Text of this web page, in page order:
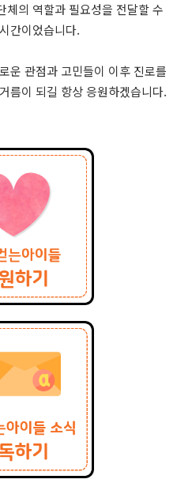
체의 역할과 필요성을 전달할 수
간이었습니다.
운 관점과 고민들이 이후 진로를
름이 되길 항상 응원하겠습니다.